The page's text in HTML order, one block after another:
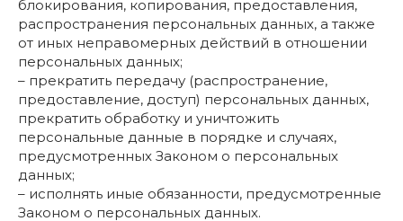
блокирования, копирования, предоставления,
распространения персональных данных, а также
от иных неправомерных действий в отношении
персональных данных;
– прекратить передачу (распространение,
предоставление, доступ) персональных данных,
прекратить обработку и уничтожить
персональные данные в порядке и случаях,
предусмотренных Законом о персональных
данных;
– исполнять иные обязанности, предусмотренные
Законом о персональных данных.